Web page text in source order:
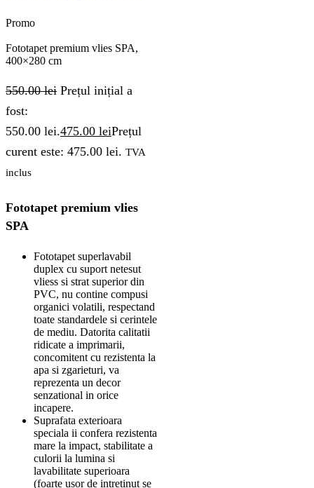
Promo
Fototapet premium vlies SPA,
400×280 cm
550.00lei Prețul inițial a
fost:
550.00 lei.475.00 leiPrețul
curent este: 475.00 lei. TVA
inclus
Fototapet premium vlies
SPA
Fototapet superlavabil
duplex cu suport netesut
vliess si strat superior din
PVC, nu contine compusi
organici volatili, respectand
toate standardele si cerintele
de mediu. Datorita calitatii
ridicate a imprimarii,
concomitent cu rezistenta la
apa si zgarieturi, va
reprezenta un decor
senzational in orice
incapere.
Suprafata exterioara
speciala ii confera rezistenta
mare la impact, stabilitate a
culorii la lumina si
lavabilitate superioara
(foarte usor de intretinut se